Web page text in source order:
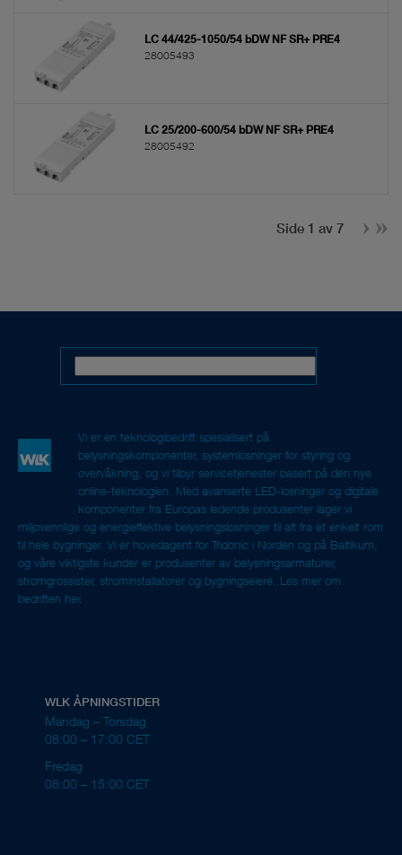
LC 44/425-1050/54 bDW NF SR+ PRE4
28005493
LC 25/200-600/54 bDW NF SR+ PRE4
28005492
Side 1 av 7
Vi er en teknologibedrift spesialisert på
belysningskomponenter, systemløsninger for styring og
overvåkning, og vi tilbyr servicetjenester basert på den nye
online-teknologien. Med avanserte LED-løsninger og digitale
komponenter fra Europas ledende produsenter lager vi
miljøvennlige og energieffektive belysningsløsninger til alt fra et enkelt rom
til hele bygninger. Vi er hovedagent for Tridonic i Norden og på Baltikum,
og våre viktigste kunder er produsenter av belysningsarmaturer,
strømgrossister, strøminstallatører og bygningseiere. Les mer om
bedriften her.
WLK ÅPNINGSTIDER
Mandag – Torsdag
08:00 – 17:00 CET
Fredag
08:00 – 15:00 CET